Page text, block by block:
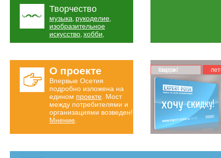
Творчество
музыка, рукоделие,
изобразительное
искусство, хобби,
О проекте
Впервые Осетия
подробно изложена на
едином проекте . Мост
между потребителями и
организациями возведен!
Мнение
Карта скидок!